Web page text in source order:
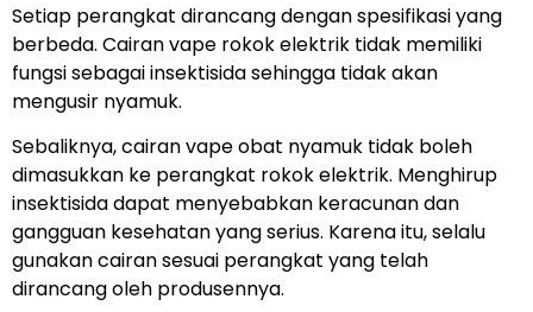
Setiap perangkat dirancang dengan spesifikasi yang
berbeda. Cairan vape rokok elektrik tidak memiliki
fungsi sebagai insektisida sehingga tidak akan
mengusir nyamuk.
Sebaliknya, cairan vape obat nyamuk tidak boleh
dimasukkan ke perangkat rokok elektrik. Menghirup
insektisida dapat menyebabkan keracunan dan
gangguan kesehatan yang serius. Karena itu, selalu
gunakan cairan sesuai perangkat yang telah
dirancang oleh produsennya.